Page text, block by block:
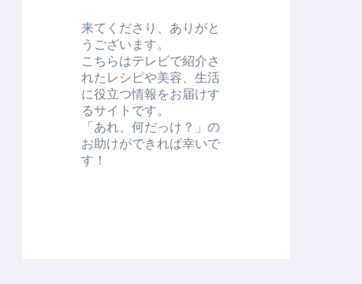
来てくださり、ありがと
うございます。
こちらはテレビで紹介さ
れたレシピや美容、生活
に役立つ情報をお届けす
るサイトです。
「あれ、何だっけ？」の
お助けができれば幸いで
す！